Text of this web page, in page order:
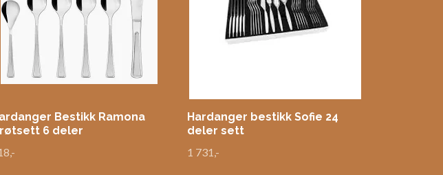
Bestikk Ramona
6 deler
Hardanger bestikk Sofie 24
deler sett
1 731,-